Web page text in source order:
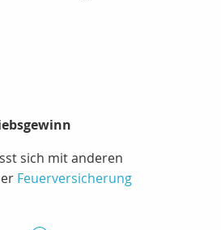
sich mit anderen
Feuerversicherung